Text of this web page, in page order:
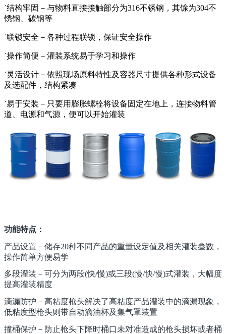
˙结构牢固－与物料直接接触部分为316不锈钢，其馀为304不
锈钢、碳钢等
˙联锁安全－各种过程联锁，保证安全操作
˙操作简便－灌装系统易于学习和操作
˙灵活设计－依照现场原料特性及容器尺寸提供各种形式设备
及选配件，结构紧凑
˙易于安装－只要用膨胀螺栓将设备固定在地上，连接物料管
道、电源和气源，便可以开始灌装
功能特点：
产品设置－储存20种不同产品的重量设定值及相关灌装叁数，
操作简单方便易学
多段灌装－可分为两段(快/慢)或三段(慢/快/慢)式灌装，大幅度
提高灌装精度
滴漏防护－高粘度枪头解决了高粘度产品灌装中的滴漏现象，
低粘度型枪头则带自动滴油杯及集气罩装置
撞桶保护－防止枪头下降时桶口未对准造成的枪头损坏或者桶